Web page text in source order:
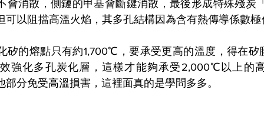
會消散，側鏈的甲基會斷鍵消散，最後形成特殊殘炭
可以阻擋高溫火焰，其多孔結構因為含有熱傳導係數
矽的熔點只有約1,700℃，要承受更高的溫度，得在矽
強化多孔炭化層，這樣才能夠承受2,000℃以上的
部分免受高溫損害，這裡面真的是學問多多。